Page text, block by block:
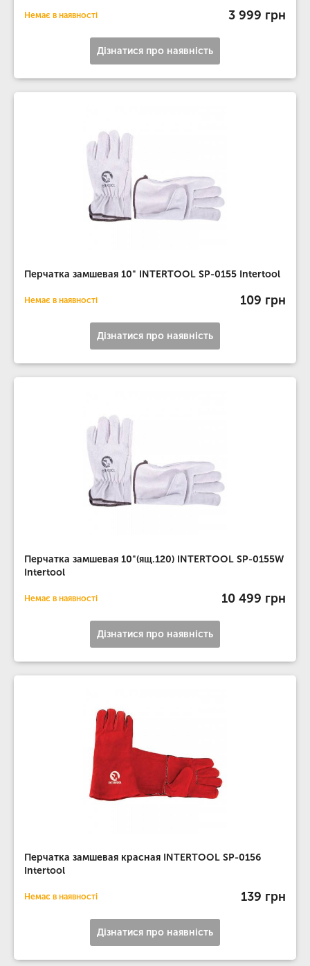
Немає в наявності 3 999 грн
Дізнатися про наявність
Перчатка замшевая 10" INTERTOOL SP-0155 Intertool
Немає в наявності 109 грн
Дізнатися про наявність
Перчатка замшевая 10"(ящ.120) INTERTOOL SP-0155W
Intertool
Немає в наявності 10 499 грн
Дізнатися про наявність
Перчатка замшевая красная INTERTOOL SP-0156
Intertool
Немає в наявності 139 грн
Дізнатися про наявність